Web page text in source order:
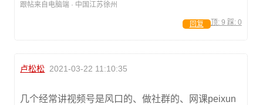
跟帖来自电脑端 · 中国江苏徐州
顶: 9 踩: 0
回复
卢松松 2021-03-22 11:10:35
几个经常讲视频号是风口的、做社群的、网课peixun